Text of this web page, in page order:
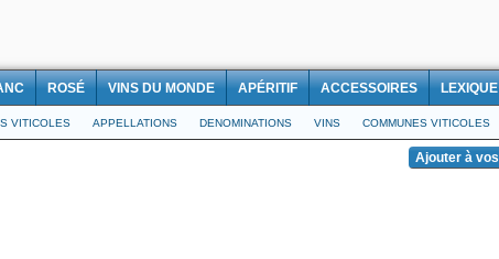
ROSÉ VINS DU MONDE APÉRITIF ACCESSOIRES LEXIQUE
VITICOLES APPELLATIONS DENOMINATIONS VINS COMMUNES VITICOLES